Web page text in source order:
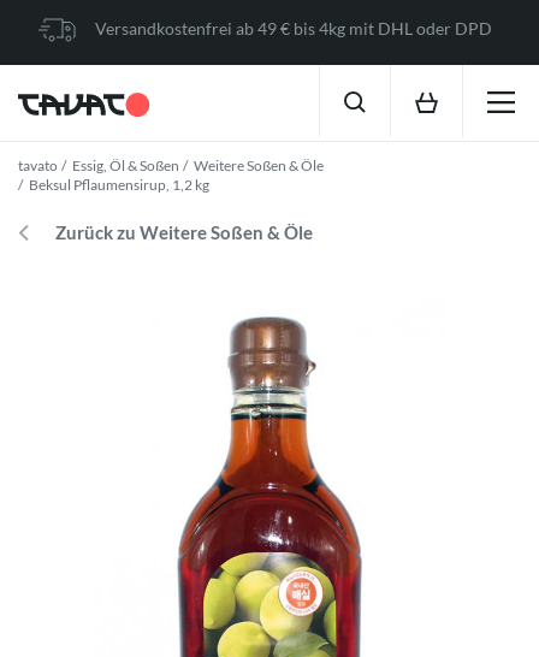
Versandkostenfrei ab 49 € bis 4kg mit DHL oder DPD
tavato Essig, Öl & Soßen
Weitere Soßen & Öle
Beksul Pflaumensirup, 1,2 kg
Zurück zu Weitere Soßen & Öle